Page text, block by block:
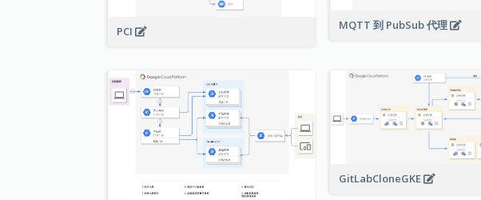
PCI MQTT 到 PubSub 代理
GitLabCloneGKE